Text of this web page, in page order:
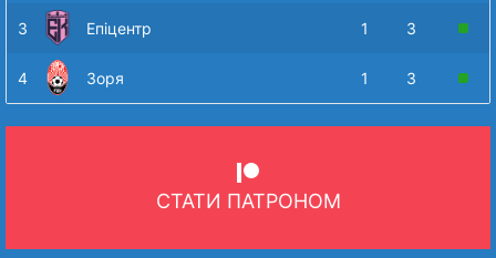
3 Епіцентр 1 3
4 Зоря 1 3
СТАТИ ПАТРОНОМ